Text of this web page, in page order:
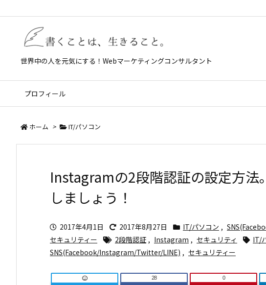
世界中の人を元気にする！Webマーケティングコンサルタント
プロフィール
ホーム > IT/パソコン
Instagramの2段階認証の設定方法
しましょう！
2017年4月1日 2017年8月27日 IT/パソコン ,
セキュリティー
2段階認証 , Instagram , セキュリティ IT/
SNS(Facebook/Instagram/Twitter/LINE) , セキュリティー
28 0